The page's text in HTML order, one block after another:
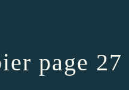
page 27